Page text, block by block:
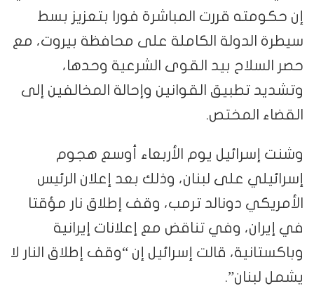
إن حكومته قررت المباشرة فورا بتعزيز بسط
سيطرة الدولة الكاملة على محافظة بيروت، مع
حصر السلاح بيد القوى الشرعية وحدها،
وتشديد تطبيق القوانين وإحالة المخالفين إلى
القضاء المختص.
وشنت إسرائيل يوم الأربعاء أوسع هجوم
إسرائيلي على لبنان، وذلك بعد إعلان الرئيس
الأمريكي دونالد ترمب، وقف إطلاق نار مؤقتا
في إيران، وفي تناقض مع إعلانات إيرانية
وباكستانية، قالت إسرائيل إن “وقف إطلاق النار لا
يشمل لبنان”.